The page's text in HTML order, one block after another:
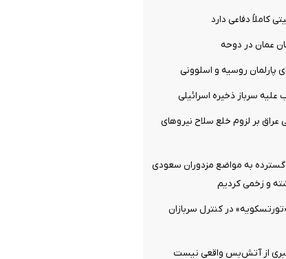
کاملاً دفاعی دارد
عمان در دوحه
پارلمان روسیه و اسلوونی
سرباز ذخیره اسرائیلی
بر لزوم خلع سلاح نیروهای
به مواضع مزدوران سعودی
و زخمی کردیم
در کنترل سربازان
از آتش‌بس واقعی نیست